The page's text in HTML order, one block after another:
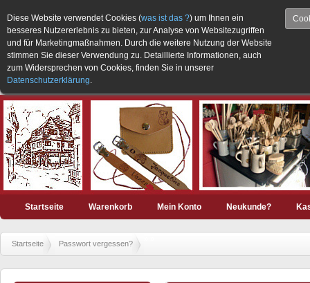
Diese Website verwendet Cookies (was ist das ?) um Ihnen ein
besseres Nutzererlebnis zu bieten, zur Analyse von Websitezugriffen
und für Marketingmaßnahmen. Durch die weitere Nutzung der Website
stimmen Sie dieser Verwendung zu. Detaillierte Informationen, auch
zum Widersprechen von Cookies, finden Sie in unserer
Datenschutzerklärung.
Startseite Warenkorb Mein Konto Neukunde?
Startseite Passwort vergessen?